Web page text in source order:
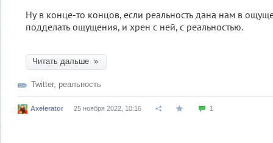
Ну в конце-то концов, если реальность дана нам в
подделать ощущения, и хрен с ней, с реальностью.
Читать дальше »
Twitter, реальность
Axelerator 25 ноября 2022, 10:16 1